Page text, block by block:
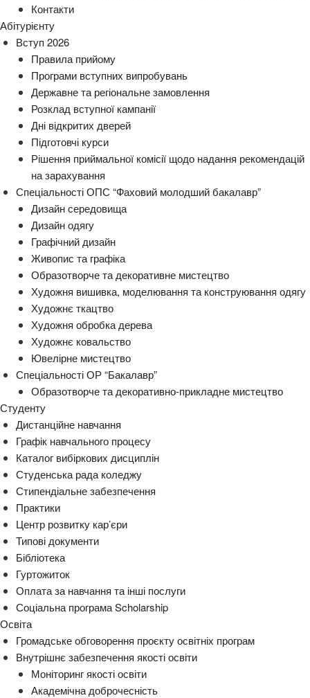
Контакти
Абітурієнту
Вступ 2026
Правила прийому
Програми вступних випробувань
Державне та регіональне замовлення
Розклад вступної кампанії
Дні відкритих дверей
Підготовчі курси
Рішення приймальної комісії щодо надання рекомендацій
на зарахування
Спеціальності ОПС “Фаховий молодший бакалавр”
Дизайн середовища
Дизайн одягу
Графічний дизайн
Живопис та графіка
Образотворче та декоративне мистецтво
Художня вишивка, моделювання та конструювання одягу
Художнє ткацтво
Художня обробка дерева
Художнє ковальство
Ювелірне мистецтво
Спеціальності ОР “Бакалавр”
Образотворче та декоративно-прикладне мистецтво
Студенту
Дистанційне навчання
Графік навчального процесу
Каталог вибіркових дисциплін
Студенська рада коледжу
Стипендіальне забезпечення
Практики
Центр розвитку кар’єри
Типові документи
Бібліотека
Гуртожиток
Оплата за навчання та інші послуги
Соціальна програма Scholarship
Освіта
Громадське обговорення проєкту освітніх програм
Внутрішнє забезпечення якості освіти
Моніторинг якості освіти
Академічна доброчесність